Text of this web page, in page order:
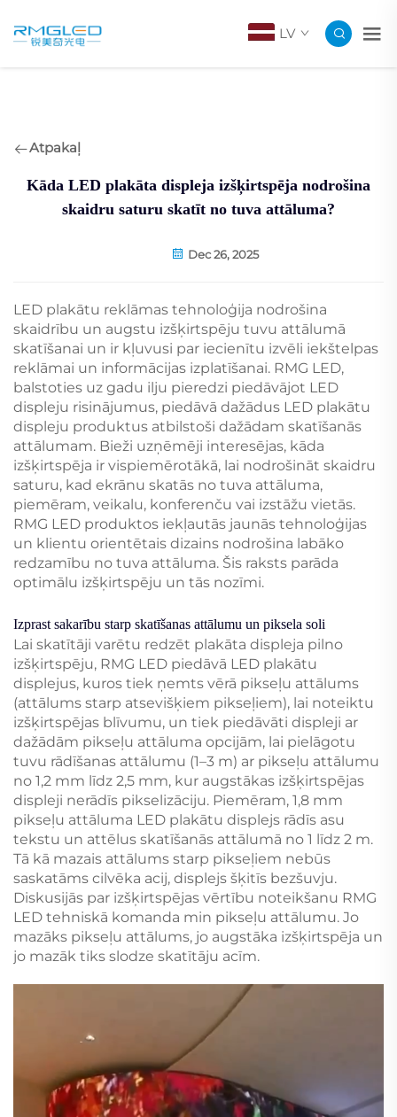
LV
Atpakaļ
Kāda LED plakāta displeja izšķirtspēja nodrošina
skaidru saturu skatīt no tuva attāluma?
Dec 26, 2025
LED plakātu reklāmas tehnoloģija nodrošina
skaidrību un augstu izšķirtspēju tuvu attālumā
skatīšanai un ir kļuvusi par iecienītu izvēli iekštelpas
reklāmai un informācijas izplatīšanai. RMG LED,
balstoties uz gadu ilju pieredzi piedāvājot LED
displeju risinājumus, piedāvā dažādus LED plakātu
displeju produktus atbilstoši dažādam skatīšanās
attālumam. Bieži uzņēmēji interesējas, kāda
izšķirtspēja ir vispiemērotākā, lai nodrošināt skaidru
saturu, kad ekrānu skatās no tuva attāluma,
piemēram, veikalu, konferenču vai izstāžu vietās.
RMG LED produktos iekļautās jaunās tehnoloģijas
un klientu orientētais dizains nodrošina labāko
redzamību no tuva attāluma. Šis raksts parāda
optimālu izšķirtspēju un tās nozīmi.
Izprast sakarību starp skatīšanas attālumu un piksela soli
Lai skatītāji varētu redzēt plakāta displeja pilno
izšķirtspēju, RMG LED piedāvā LED plakātu
displejus, kuros tiek ņemts vērā pikseļu attālums
(attālums starp atsevišķiem pikseļiem), lai noteiktu
izšķirtspējas blīvumu, un tiek piedāvāti displeji ar
dažādām pikseļu attāluma opcijām, lai pielāgotu
tuvu rādīšanas attālumu (1–3 m) ar pikseļu attālumu
no 1,2 mm līdz 2,5 mm, kur augstākas izšķirtspējas
displeji nerādīs pikselizāciju. Piemēram, 1,8 mm
pikseļu attāluma LED plakātu displejs rādīs asu
tekstu un attēlus skatīšanās attālumā no 1 līdz 2 m.
Tā kā mazais attālums starp pikseļiem nebūs
saskatāms cilvēka acij, displejs šķitīs bezšuvju.
Diskusijās par izšķirtspējas vērtību noteikšanu RMG
LED tehniskā komanda min pikseļu attālumu. Jo
mazāks pikseļu attālums, jo augstāka izšķirtspēja un
jo mazāk tiks slodze skatītāju acīm.